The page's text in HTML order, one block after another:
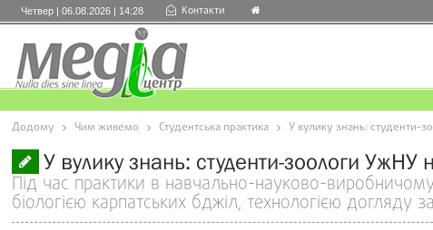
Четвер | 06.08.2026 | 14:28 Контакти
Додому Чим живемо Студентська практика У вулику знань: студенти-
У вулику знань: студенти-зоологи
Під час практики в навчально-науково-
біологією карпатських бджіл, технологією